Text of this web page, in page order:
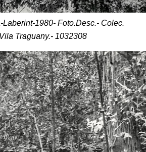
1980- Foto.Desc.- Colec.
Traguany.- 1032308